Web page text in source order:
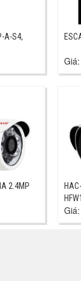
A-S4,
Giá:
2.4MP
Giá: